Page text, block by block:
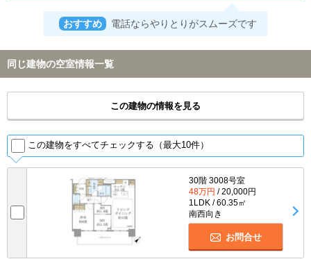
おすすめ 電話ならやりとりがスムーズです
同じ建物の空室情報一覧
この建物の情報を見る
この建物をすべてチェックする（最大10件）
30階 3008号室
48万円 / 20,000円
1LDK / 60.35㎡
南西向き
お問合せ